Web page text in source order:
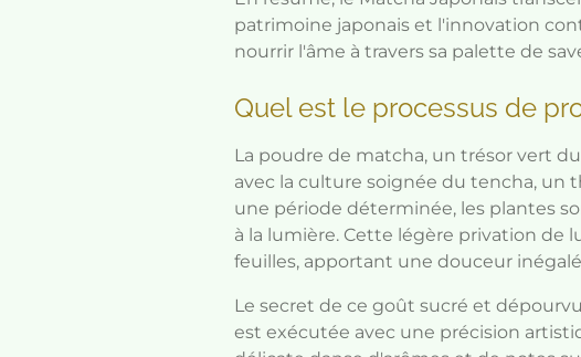
patrimoine japonais et l'innovation
nourrir l'âme à travers sa palette de
Quel est le processus de
La poudre de matcha, un trésor vert
avec la culture soignée du tencha, un
une période déterminée, les plantes
à la lumière. Cette légère privation de
feuilles, apportant une douceur
Le secret de ce goût sucré et
est exécutée avec une précision